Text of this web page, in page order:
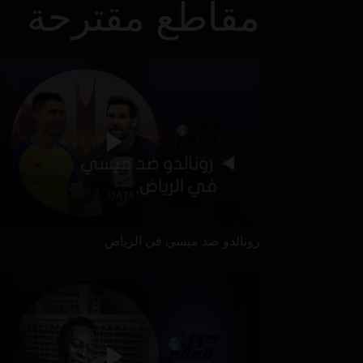
مقاطع مقترحة
رونالدو ضد ميسي في الرياض